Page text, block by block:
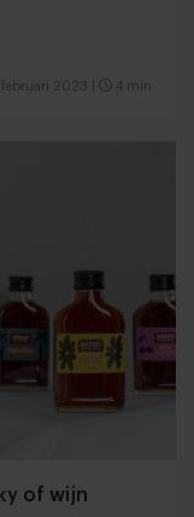
2023 4 min
of wijn